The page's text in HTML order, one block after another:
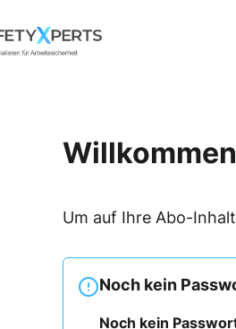
page.
Um auf Ihre Abo-
Noch kein
Noch kein